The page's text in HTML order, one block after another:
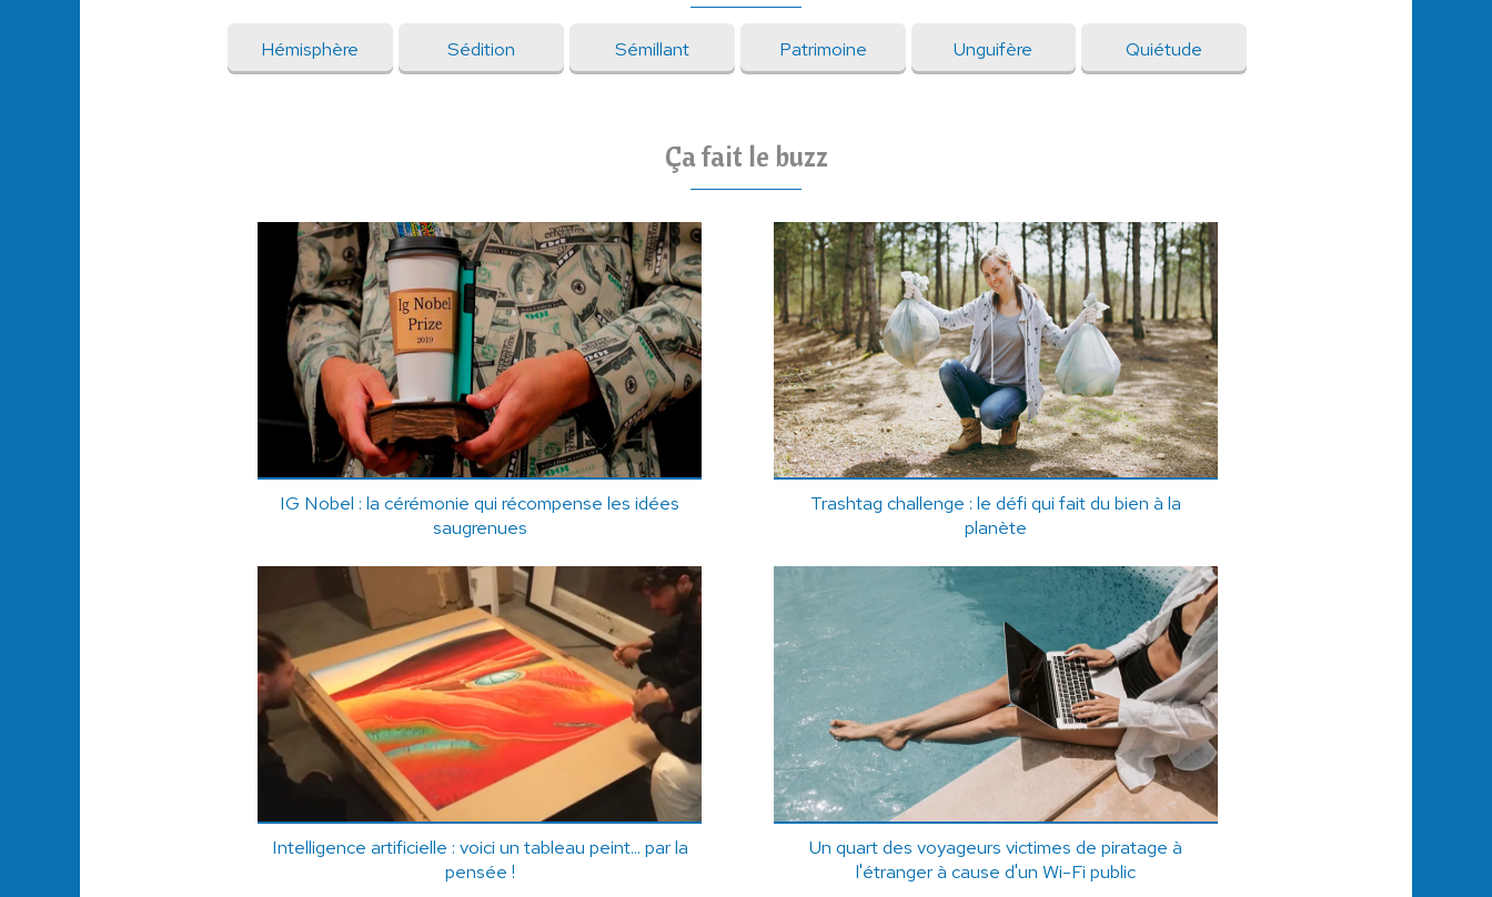
Hémisphère Sédition Sémillant Patrimoine Unguifère Quiétude
Ça fait le buzz
IG Nobel : la cérémonie qui récompense les idées
saugrenues
Trashtag challenge : le défi qui fait du bien à la
planète
Intelligence artificielle : voici un tableau peint... par la
pensée !
Un quart des voyageurs victimes de piratage à
l'étranger à cause d'un Wi-Fi public